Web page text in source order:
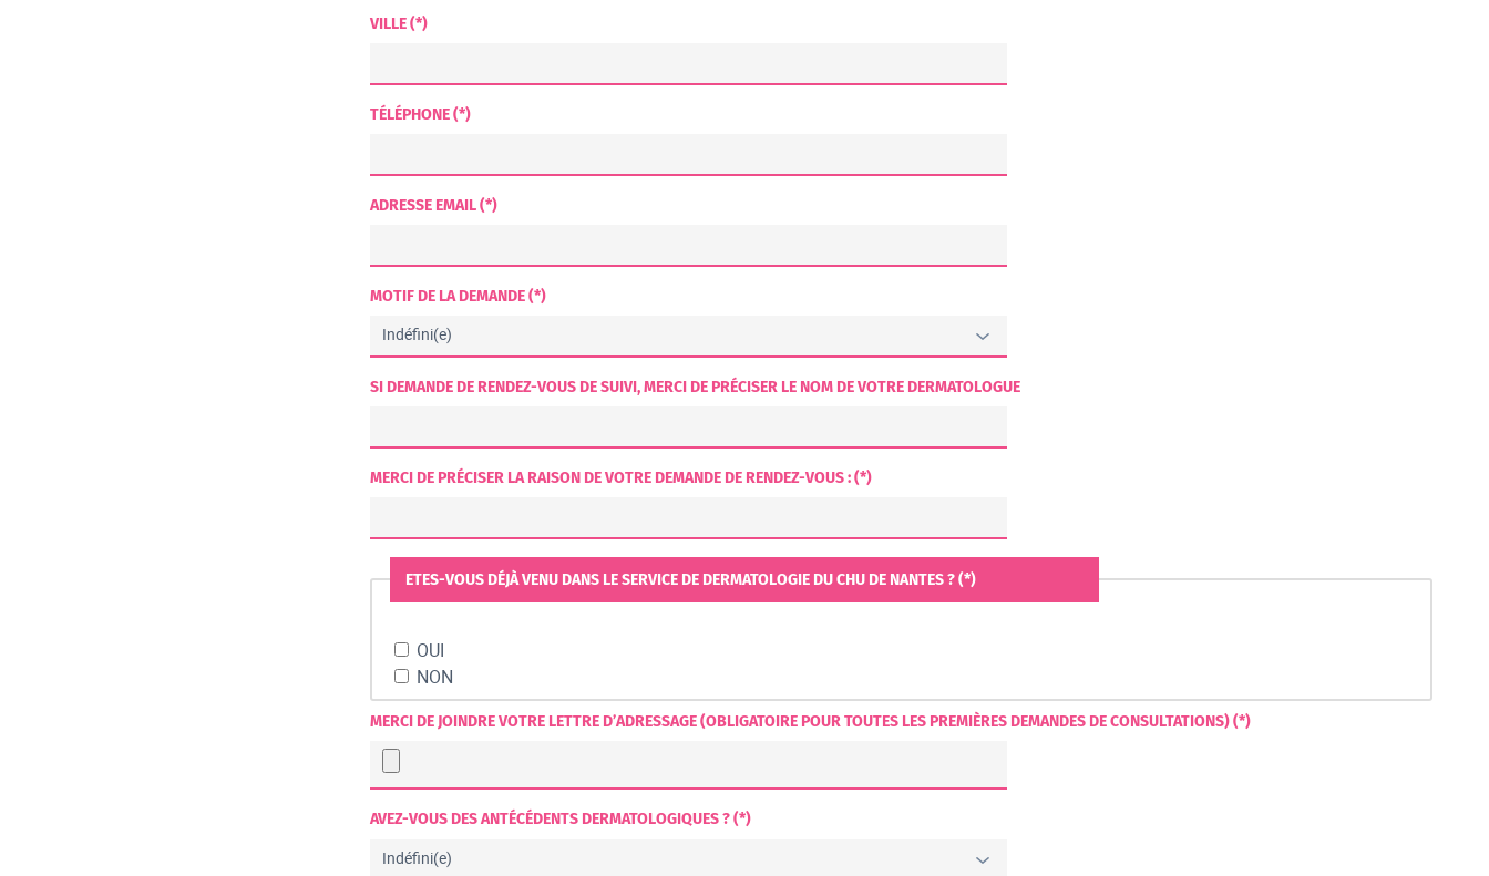
VILLE (*)
TÉLÉPHONE (*)
ADRESSE EMAIL (*)
MOTIF DE LA DEMANDE (*)
SI DEMANDE DE RENDEZ-VOUS DE SUIVI, MERCI DE PRÉCISER LE NOM DE VOTRE DERMATOLOGUE
MERCI DE PRÉCISER LA RAISON DE VOTRE DEMANDE DE RENDEZ-VOUS : (*)
ETES-VOUS DÉJÀ VENU DANS LE SERVICE DE DERMATOLOGIE DU CHU DE NANTES ? (*)
OUI
NON
MERCI DE JOINDRE VOTRE LETTRE D’ADRESSAGE (OBLIGATOIRE POUR TOUTES LES PREMIÈRES DEMANDES DE CONSULTATIONS) (*)
AVEZ-VOUS DES ANTÉCÉDENTS DERMATOLOGIQUES ? (*)